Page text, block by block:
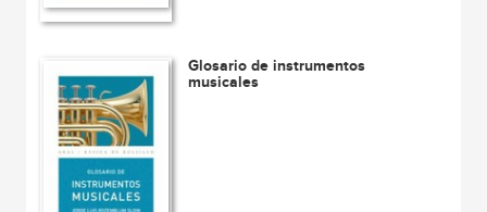
Glosario de instrumentos
musicales